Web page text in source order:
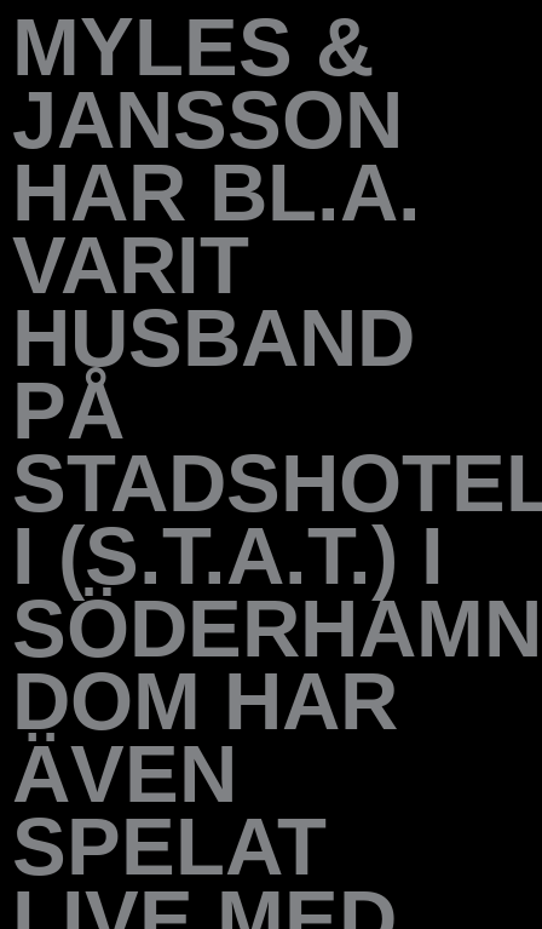
MYLES &
JANSSON
HAR BL.A.
VARIT
HUSBAND
PÅ
I (S.T.A.T.) I
DOM HAR
ÄVEN
SPELAT